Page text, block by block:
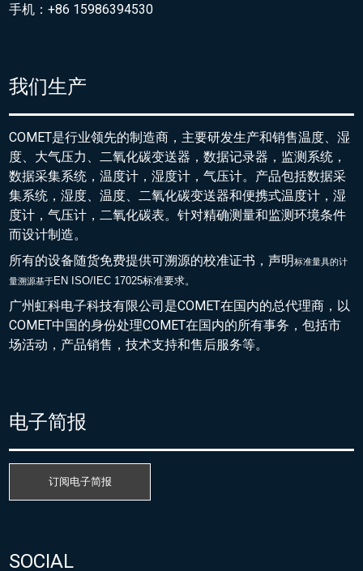
手机：+86 15986394530
我们生产
COMET是行业领先的制造商，主要研发生产和销售温度、湿
度、大气压力、二氧化碳变送器，数据记录器，监测系统，
数据采集系统，温度计，湿度计，气压计。产品包括数据采
集系统，湿度、温度、二氧化碳变送器和便携式温度计，湿
度计，气压计，二氧化碳表。针对精确测量和监测环境条件
而设计制造。
所有的设备随货免费提供可溯源的校准证书，声明标准量具的计
量溯源基于EN ISO/IEC 17025标准要求。
广州虹科电子科技有限公司是COMET在国内的总代理商，以
COMET中国的身份处理COMET在国内的所有事务，包括市
场活动，产品销售，技术支持和售后服务等。
电子简报
订阅电子简报
SOCIAL